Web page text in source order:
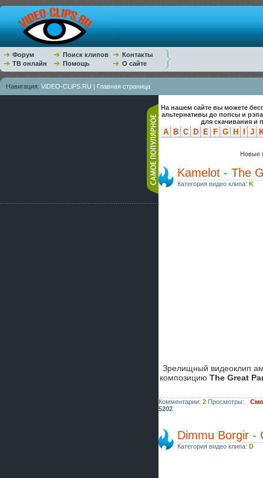
Форум Поиск клипов
Контакты
ТВ онлайн
Помощь О сайте
Навигация: ViDEO-CLiPS.RU | Главная страница
На нашем сайте вы можете
альтернативы до попсы и
для скачивания и
A B C D E F G H J
Новые
Kamelot - The
Категория видео клипа: K
Зрелищный видеоклип
композицию The Great
Комментарии: 2 Просмотры:
5202
Dimmu Borgir -
Категория видео клипа: D